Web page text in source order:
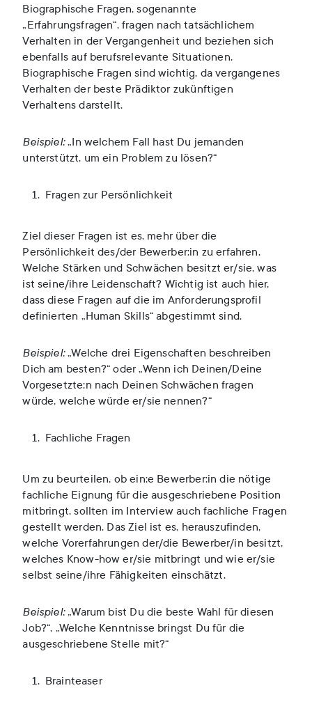
Biographische Fragen, sogenannte
„Erfahrungsfragen“, fragen nach tatsächlichem
Verhalten in der Vergangenheit und beziehen sich
ebenfalls auf berufsrelevante Situationen.
Biographische Fragen sind wichtig, da vergangenes
Verhalten der beste Prädiktor zukünftigen
Verhaltens darstellt.
Beispiel:„In welchem Fall hast Du jemanden
unterstützt, um ein Problem zu lösen?“
Fragen zur Persönlichkeit
Ziel dieser Fragen ist es, mehr über die
Persönlichkeit des/der Bewerber:in zu erfahren.
Welche Stärken und Schwächen besitzt er/sie, was
ist seine/ihre Leidenschaft? Wichtig ist auch hier,
dass diese Fragen auf die im Anforderungsprofil
definierten „Human Skills“ abgestimmt sind.
Beispiel:„Welche drei Eigenschaften beschreiben
Dich am besten?“ oder „Wenn ich Deinen/Deine
Vorgesetzte:n nach Deinen Schwächen fragen
würde, welche würde er/sie nennen?“
Fachliche Fragen
Um zu beurteilen, ob ein:e Bewerber:in die nötige
fachliche Eignung für die ausgeschriebene Position
mitbringt, sollten im Interview auch fachliche Fragen
gestellt werden. Das Ziel ist es, herauszufinden,
welche Vorerfahrungen der/die Bewerber/in besitzt,
welches Know-how er/sie mitbringt und wie er/sie
selbst seine/ihre Fähigkeiten einschätzt.
Beispiel:„Warum bist Du die beste Wahl für diesen
Job?“, „Welche Kenntnisse bringst Du für die
ausgeschriebene Stelle mit?“
Brainteaser